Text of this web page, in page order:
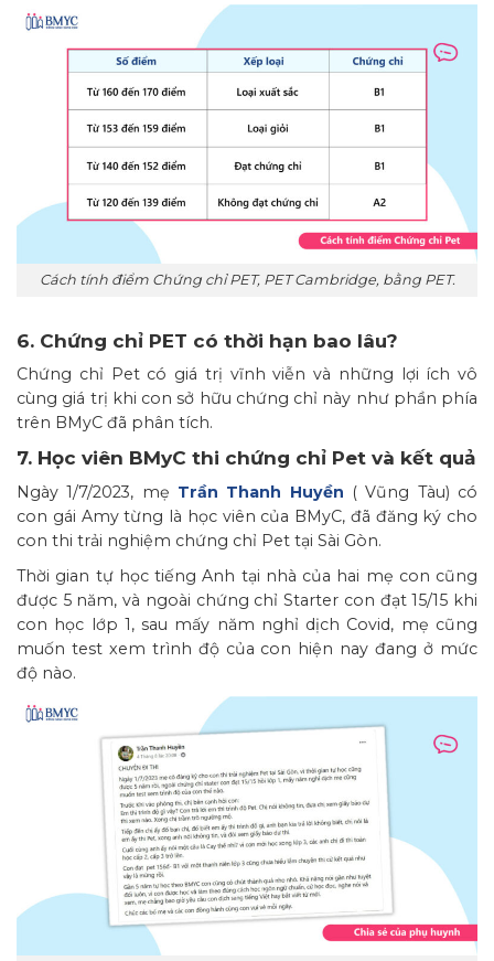
Cách tính điểm Chứng chỉ PET, PET Cambridge, bằng PET.
6. Chứng chỉ PET có thời hạn bao lâu?
Chứng chỉ Pet có giá trị vĩnh viễn và những lợi ích vô
cùng giá trị khi con sở hữu chứng chỉ này như phần phía
trên BMyC đã phân tích.
7. Học viên BMyC thi chứng chỉ Pet và kết quả
Ngày 1/7/2023, mẹ Trần Thanh Huyền ( Vũng Tàu) có
con gái Amy từng là học viên của BMyC, đã đăng ký cho
con thi trải nghiệm chứng chỉ Pet tại Sài Gòn.
Thời gian tự học tiếng Anh tại nhà của hai mẹ con cũng
được 5 năm, và ngoài chứng chỉ Starter con đạt 15/15 khi
con học lớp 1, sau mấy năm nghỉ dịch Covid, mẹ cũng
muốn test xem trình độ của con hiện nay đang ở mức
độ nào.